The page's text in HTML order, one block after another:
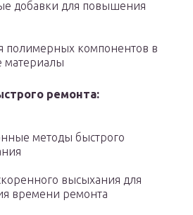
добавки для повышения
полимерных компонентов в
материалы
ремонта:
методы быстрого
высыхания для
времени ремонта